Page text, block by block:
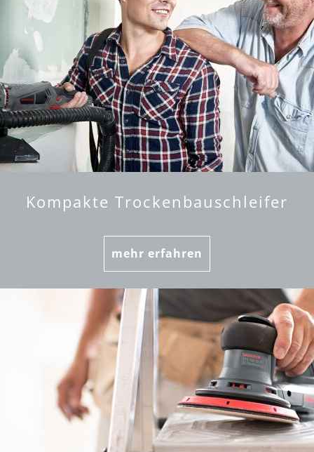
Kompakte Trockenbauschleifer
mehr erfahren